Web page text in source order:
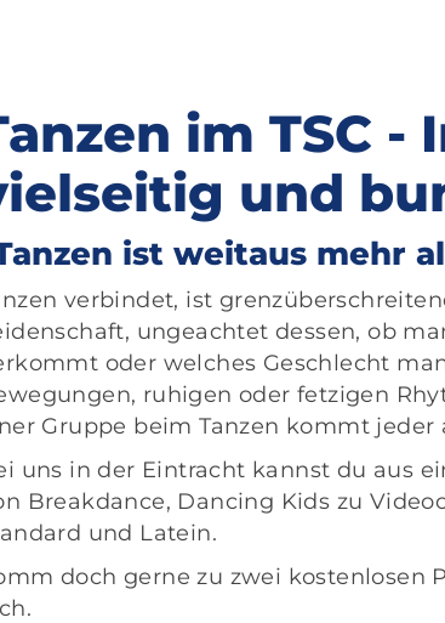
im TSC -
und
ist weitaus mehr
verbindet, ist
ungeachtet dessen, ob
oder welches Geschlecht
ruhigen oder fetzigen
Gruppe beim Tanzen kommt jeder
uns in der Eintracht kannst du aus
Breakdance, Dancing Kids zu
und Latein.
doch gerne zu zwei kostenlosen